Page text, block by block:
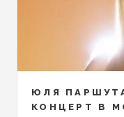
ЮЛЯ
КОНЦЕРТ В